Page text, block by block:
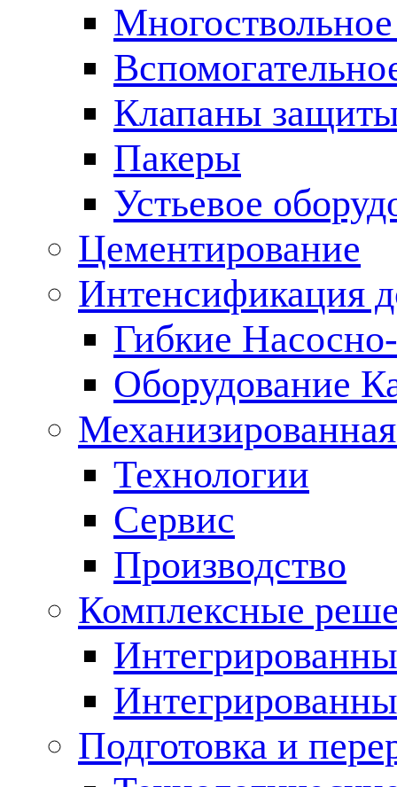
Клапаны
Пакеры
Устьевое
Цементирование
Интенсификация
Гибкие
Оборудование
Технологии
Сервис
Производство
Комплексные
Подготовка и